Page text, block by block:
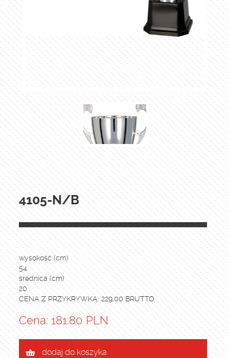
4105-N/B
wysokość (cm)
54
średnica (cm)
20
CENA Z PRZYKRYWKĄ: 229,00 BRUTTO
Cena: 181.80 PLN
dodaj do koszyka